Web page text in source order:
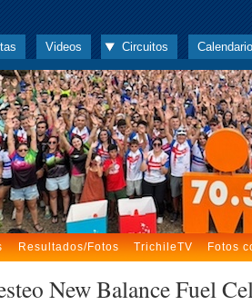
Videos Circuitos Calendario
Resultados/Fotos TrichileTV Fotos
New Balance Fuel